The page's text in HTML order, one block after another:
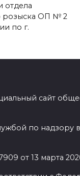
отдела
розыска ОП № 2
по г.
сайт
по
от 13 марта